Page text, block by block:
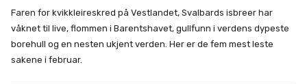
Faren for kvikkleireskred på Vestlandet, Svalbards isbreer har
våknet til live, flommen i Barentshavet, gullfunn i verdens dypeste
borehull og en nesten ukjent verden. Her er de fem mest leste
sakene i februar.